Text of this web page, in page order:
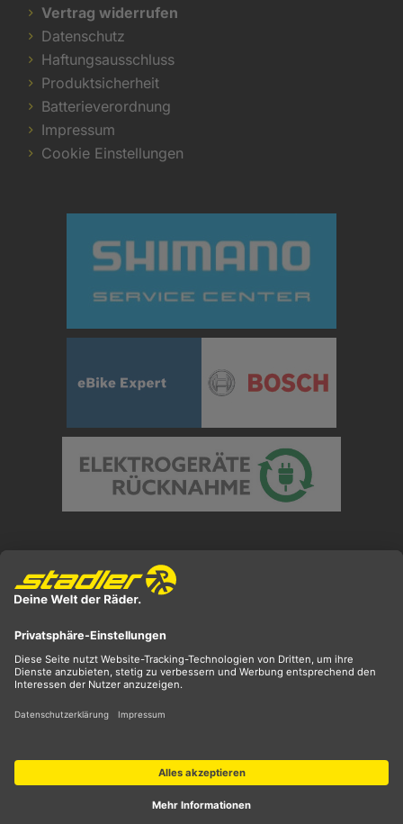
Vertrag widerrufen
Datenschutz
Haftungsausschluss
Produktsicherheit
Batterieverordnung
Impressum
Cookie Einstellungen
** ehemaliger UVP
*** Preis entspricht unserem Markteinführungspreis